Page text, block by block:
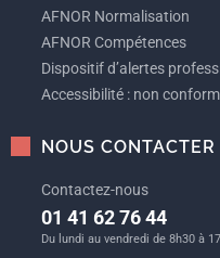
AFNOR Normalisation
AFNOR Compétences
Dispositif d’alertes
Accessibilité : non
NOUS CONTACTER
Contactez-nous
01 41 62 76 44
Du lundi au vendredi de 8h30 à